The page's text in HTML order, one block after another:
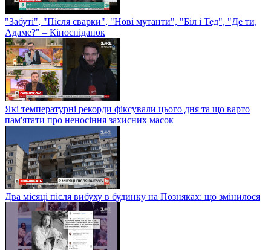
"Забуті", "Після сварки", "Нові мутанти", "Біл і Тед", "Де ти,
Адаме?" – Кіносніданок
Які температурні рекорди фіксували цього дня та що варто
пам'ятати про неносіння захисних масок
Два місяці після вибуху в будинку на Позняках: що змінилося